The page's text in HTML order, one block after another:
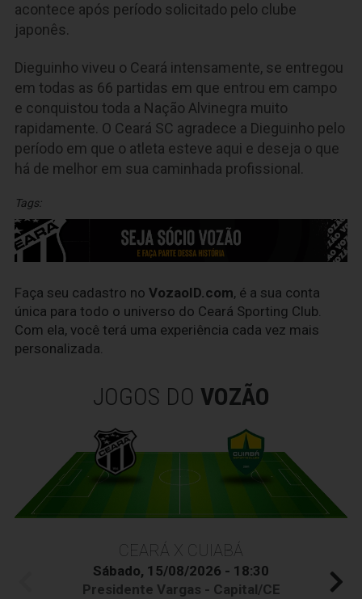
acontece após período solicitado pelo clube
japonês.
Dieguinho viveu o Ceará intensamente, se entregou
em todas as 66 partidas em que entrou em campo
e conquistou toda a Nação Alvinegra muito
rapidamente. O Ceará SC agradece a Dieguinho pelo
período em que o atleta esteve aqui e deseja o que
há de melhor em sua caminhada profissional.
Tags:
Faça seu cadastro no VozaoID.com, é a sua conta
única para todo o universo do Ceará Sporting Club.
Com ela, você terá uma experiência cada vez mais
personalizada.
JOGOS DO VOZÃO
CEARÁ X CUIABÁ
Sábado, 15/08/2026 - 18:30
Presidente Vargas - Capital/CE